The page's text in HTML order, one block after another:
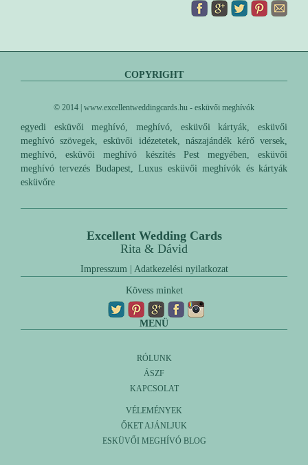
COPYRIGHT
© 2014 | www.excellentweddingcards.hu - esküvői meghívók
egyedi esküvői meghívó, meghívó, esküvői kártyák, esküvői
meghívó szövegek, esküvői idézetetek, nászajándék kérő versek,
meghívó, esküvői meghívó készítés Pest megyében, esküvői
meghívó tervezés Budapest, Luxus esküvői meghívók és kártyák
esküvőre
Excellent Wedding Cards
Rita & Dávid
Impresszum| Adatkezelési nyilatkozat
Kövess minket
MENÜ
RÓLUNK
ÁSZF
KAPCSOLAT
VÉLEMÉNYEK
ŐKET AJÁNLJUK
ESKÜVŐI MEGHÍVÓ BLOG